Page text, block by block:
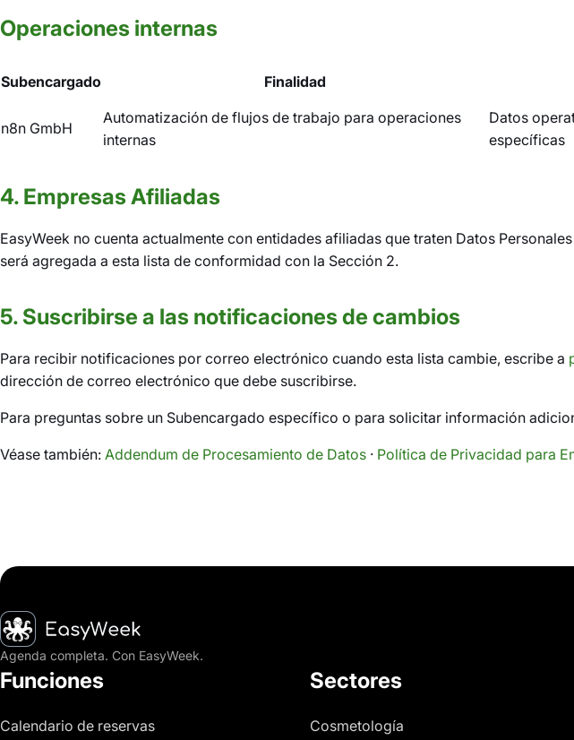
Operaciones internas
Subencargado Finalidad
n8n GmbH
Automatización de flujos de trabajo para operaciones
internas
Datos
específicas
4. Empresas Afiliadas
EasyWeek no cuenta actualmente con entidades afiliadas que traten Datos
será agregada a esta lista de conformidad con la Sección 2.
5. Suscribirse a las notificaciones de cambios
Para recibir notificaciones por correo electrónico cuando esta lista cambie, escribe a
dirección de correo electrónico que debe suscribirse.
Para preguntas sobre un Subencargado específico o para solicitar información
Véase también: Addendum de Procesamiento de Datos · Política de Privacidad para
Inicio
Agenda completa. Con EasyWeek.
Funciones
Calendario de reservas
Sectores
Cosmetología